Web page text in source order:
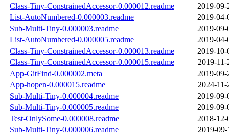
Class-Tiny-ConstrainedAccessor-0.000012.readme
2019-09-
List-AutoNumbered-0.000003.readme
2019-04-
Sub-Multi-Tiny-0.000003.readme
2019-09-
List-AutoNumbered-0.000005.readme
2019-04-
Class-Tiny-ConstrainedAccessor-0.000013.readme
2019-10-
Class-Tiny-ConstrainedAccessor-0.000015.readme
2019-
App-GitFind-0.000002.meta
2019-09-
App-hopen-0.000015.readme
2024-
Sub-Multi-Tiny-0.000004.readme
2019-09-
Sub-Multi-Tiny-0.000005.readme
2019-09-
Test-OnlySome-0.000008.readme
2018-12-
Sub-Multi-Tiny-0.000006.readme
2019-